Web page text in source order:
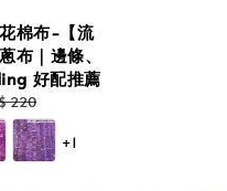
棉布-【流
布｜邊條、
好配推薦
220
+1